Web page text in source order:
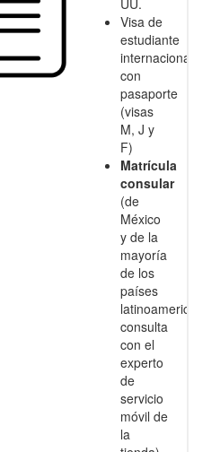
UU.
Visa de
estudiante
internacional
con
pasaporte
(visas
M, J y
F)
Matrícula
consular
(de
México
y de la
mayoría
de los
países
latinoamericanos,
consulta
con el
experto
de
servicio
móvil de
la